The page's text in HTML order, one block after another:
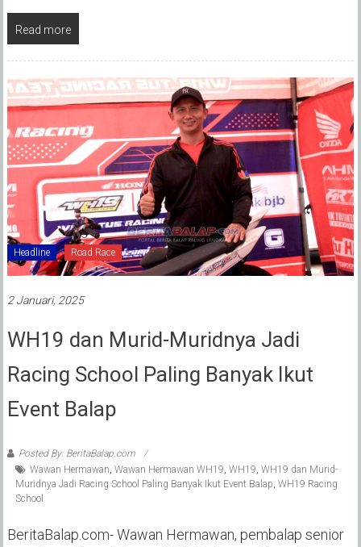
Read more
Headline Road Race
2 Januari, 2025
WH19 dan Murid-Muridnya Jadi
Racing School Paling Banyak Ikut
Event Balap
Posted By: BeritaBalap.com
Wawan Hermawan, Wawan Hermawan WH19, WH19, WH19 dan Murid-
Muridnya Jadi Racing School Paling Banyak Ikut Event Balap, WH19 Racing
School
BeritaBalap.com- Wawan Hermawan, pembalap senior